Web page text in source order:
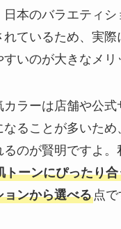
日本のバラエティ
れているため、実際
いのが大きなメリ
カラーは店舗や公式
なることが多いた
るのが賢明ですよ。
トーンにぴったり
ョンから選べる点で